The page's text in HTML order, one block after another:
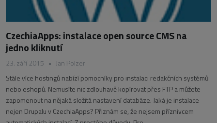
CzechiaApps: instalace open source CMS na
jedno kliknutí
23. září 2015 • Jan Polzer
Stále více hostingů nabízí pomocníky pro instalaci redakčních systémů
nebo eshopů. Nemusíte nic zdlouhavě kopírovat přes FTP a můžete
zapomenout na nějaká složitá nastavení databáze. Jaká je instalace
nejen Drupalu v CzechiaApps? Přiznám se, že nejsem příznivcem